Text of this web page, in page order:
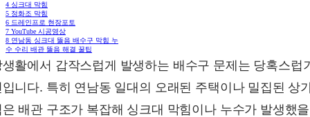
4 싱크대 막힘
5 정화조 막힘
6 드레인프로 현장포토
7 YouTube 시공영상
8 연남동 싱크대 뚫음 배수구 막힘 누
수 수리 배관 뚫음 해결 꿀팁
활에서 갑작스럽게 발생하는 배수구 문제는 당혹스럽
니다. 특히 연남동 일대의 오래된 주택이나 밀집된 상
배관 구조가 복잡해 싱크대 막힘이나 누수가 발생했